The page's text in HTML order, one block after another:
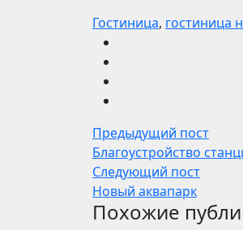
Гостиница, гостиница
Предыдущий пост
Благоустройство
Следующий пост
Новый аквапарк
Похожие